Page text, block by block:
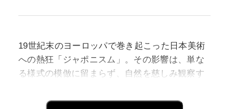
19世紀末のヨーロッパで巻き起こった日本美術
への熱狂「ジャポニスム」。その影響は、単な
る様式の模倣に留まらず、自然を慈しみ観察す
展では、飛騨高山美術館および株式会社紀文が